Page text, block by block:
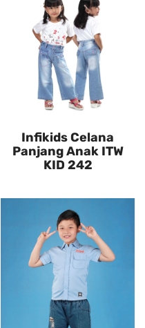
Infikids Celana
Panjang Anak ITW
KID 242